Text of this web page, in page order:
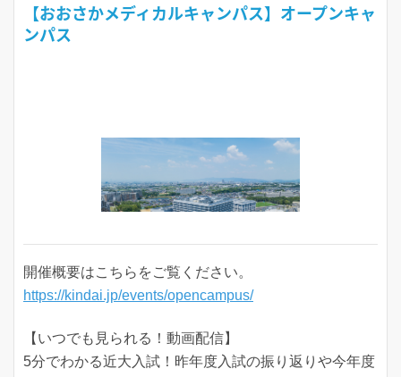
【おおさかメディカルキャンパス】オープンキャ
ンパス
開催概要はこちらをご覧ください。
https://kindai.jp/events/opencampus/
【いつでも見られる！動画配信】
5分でわかる近大入試！昨年度入試の振り返りや今年度